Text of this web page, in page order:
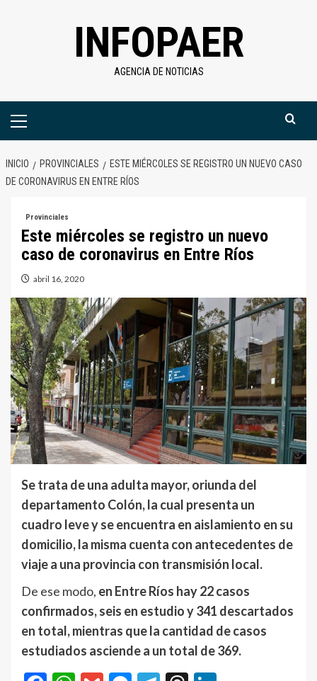
INFOPAER
AGENCIA DE NOTICIAS
Menú
INICIO PROVINCIALES
ESTE MIÉRCOLES SE REGISTRO UN NUEVO CASO
DE CORONAVIRUS EN ENTRE RÍOS
Provinciales
Este miércoles se registro un nuevo
caso de coronavirus en Entre Ríos
abril 16, 2020
Se trata de una adulta mayor, oriunda del
departamento Colón, la cual presenta un
cuadro leve y se encuentra en aislamiento en su
domicilio, la misma cuenta con antecedentes de
viaje a una provincia con transmisión local.
De ese modo, en Entre Ríos hay 22 casos
confirmados, seis en estudio y 341 descartados
en total, mientras que la cantidad de casos
estudiados asciende a un total de 369.